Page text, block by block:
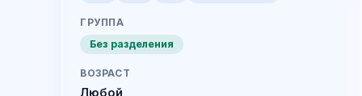
ГРУППА
Без разделения
ВОЗРАСТ
Любой